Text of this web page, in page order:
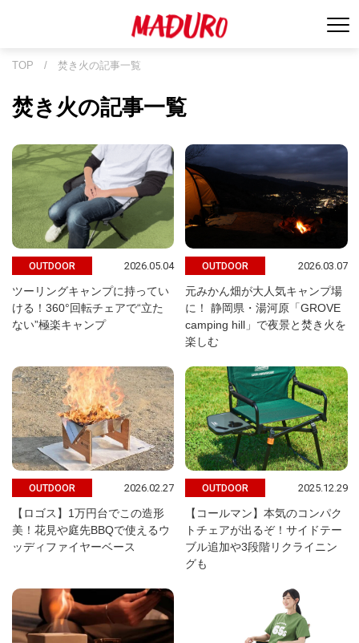
TOP / 焚き火の記事一覧
焚き火の記事一覧
OUTDOOR 2026.05.04
ツーリングキャンプに持ってい
ける！360°回転チェアで“立た
ない”極楽キャンプ
OUTDOOR 2026.03.07
元みかん畑が大人気キャンプ場
に！ 静岡県・湯河原「GROVE
camping hill」で夜景と焚き火を
楽しむ
OUTDOOR 2026.02.27
【ロゴス】1万円台でこの造形
美！花見や庭先BBQで使えるウ
ッディファイヤーベース
OUTDOOR 2025.12.29
【コールマン】本気のコンパク
トチェアが出るぞ！サイドテー
ブル追加や3段階リクライニン
グも